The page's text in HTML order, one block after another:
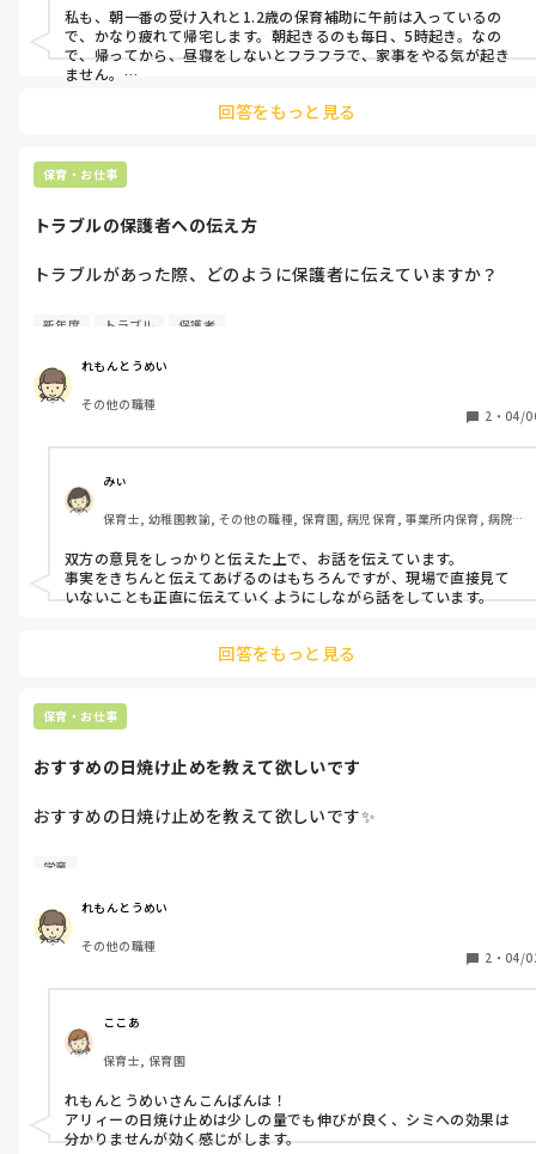
私も、朝一番の受け入れと1.2歳の保育補助に午前は入っているの
で、かなり疲れて帰宅します。朝起きるのも毎日、5時起き。なの
で、帰ってから、昼寝をしないとフラフラで、家事をやる気が起き
ません。
しかも、週1は、インスタントカレーの日があり、この日はゆっくり
は、アジフライも揚げたらいいだけとかありますし。料理が出来な
いパパですが、食に、こだわらないので助かってます。
てます。1品あると助かります。
回答をもっと見る
保育・お仕事
トラブルの保護者への伝え方
トラブルがあった際、どのように保護者に伝えていますか？
例えば、A君とBちゃんは新2年生です。
にしていました。
A君もBちゃんも「最初に使いたい。」と譲りません。
じゃんけんをして、Bちゃんが負けても譲りません。
そして、A君がバットを奪い、Bちゃんを叩いて、泣かせてしまい
ました。
Bちゃんは、「さっきも桜の花びらを投げてきたし、今もバット
で叩いてきたし、許せない！」と泣きました。
お互いのお話を聞いて事実確認をして、気持ちを受け止めてあげ
ました。
Bちゃんは「A君がずっと悪い」と言い続けましたが、お互いに
いところがあったと納得し、お互いに「ごめんね」をしました。
新年度 トラブル 保護者
れもんとうめい
その他の職種
2 ・ 04/
みぃ
保育士, 幼稚園教諭, その他の職種, 保育園, 病児保育, 事業所内保育, 病院
双方の意見をしっかりと伝えた上で、お話を伝えています。
事実をきちんと伝えてあげるのはもちろんですが、現場で直接見て
いないことも正直に伝えていくようにしながら話をしています。
回答をもっと見る
保育・お仕事
おすすめの日焼け止めを教えて欲しいです
おすすめの日焼け止めを教えて欲しいです✨
シミにならないようなものが良いなあと思います！
学童
れもんとうめい
その他の職種
2 ・ 04/
ここあ
保育士, 保育園
れもんとうめいさんこんばんは！
アリィーの日焼け止めは少しの量でも伸びが良く、シミへの効果は
分かりませんが効く感じがします。